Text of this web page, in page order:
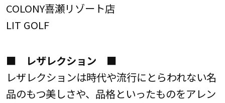
COLONY喜瀬リゾート店
LIT GOLF
■ レザレクション ■
レザレクションは時代や流行にとらわれない名
品のもつ美しさや、品格といったものをアレン